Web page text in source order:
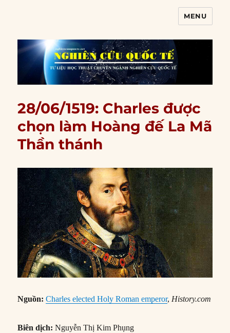
MENU
28/06/1519: Charles được
chọn làm Hoàng đế La Mã
Thần thánh
Nguồn: Charles elected Holy Roman emperor,History.com
Biên dịch: Nguyễn Thị Kim Phụng